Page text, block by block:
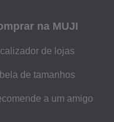
na MUJI
de lojas
de tamanhos
a um amigo